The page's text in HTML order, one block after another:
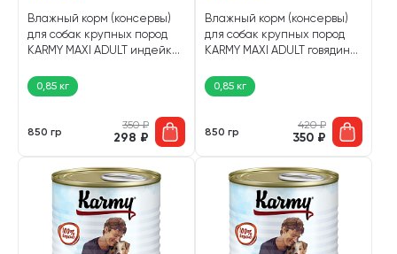
Влажный корм (консервы)
для собак крупных пород
KARMY MAXI ADULT индейка,
0,85 кг
850 гр
350₽
298 ₽
Влажный корм (консервы)
для собак крупных пород
KARMY MAXI ADULT говядина,
0,85 кг
850 гр
420₽
350 ₽